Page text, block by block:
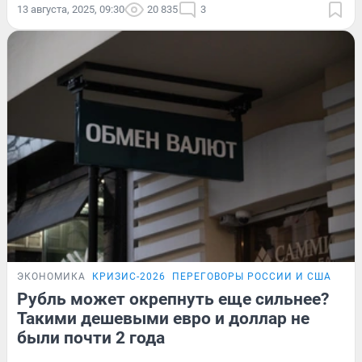
13 августа, 2025, 09:30 20 835 3
ЭКОНОМИКА КРИЗИС-2026 ПЕРЕГОВОРЫ РОССИИ И США
Рубль может окрепнуть еще сильнее?
Такими дешевыми евро и доллар не
были почти 2 года